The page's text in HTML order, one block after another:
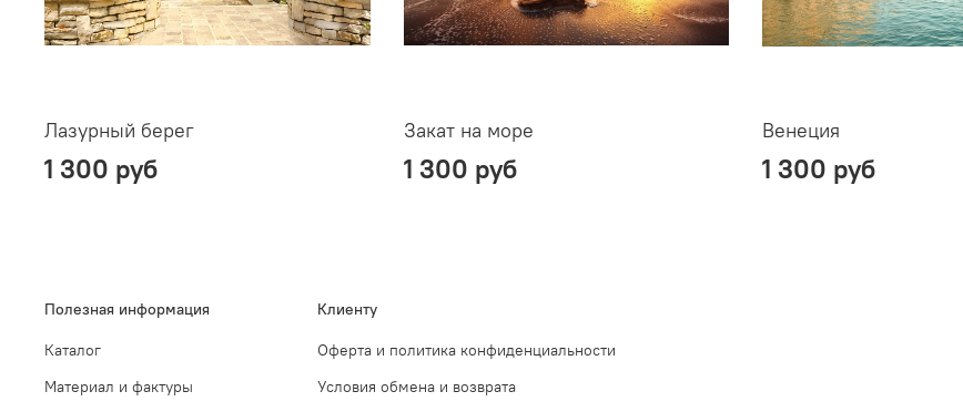
Лазурный берег
1 300 руб
Закат на море
1 300 руб
Венеция
1 300 руб
Полезная информация
Каталог
Материал и фактуры
Клиенту
Оферта и политика конфиденциальности
Условия обмена и возврата